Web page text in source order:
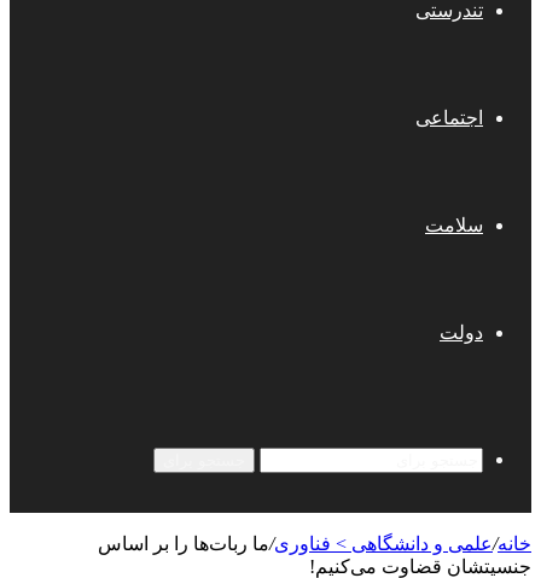
تندرستی
اجتماعی
سلامت
دولت
خانه/علمی‌ و دانشگاهی > فناوری/ما ربات‌ها را بر اساس
جنسیتشان قضاوت می‌کنیم!